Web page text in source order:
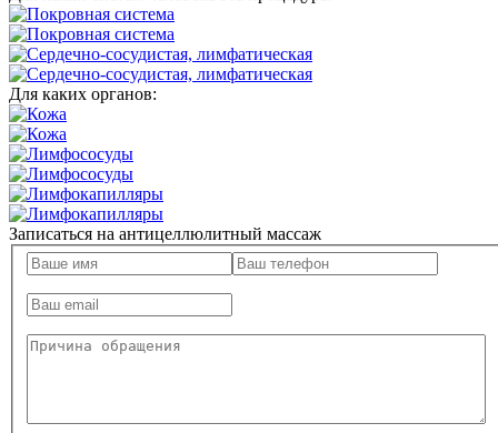
Для каких органов:
Записаться на антицеллюлитный массаж